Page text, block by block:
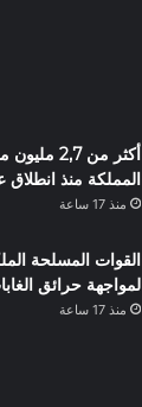
أكثر من
المملكة منذ انطلاق
منذ 17 ساعة
القوات المسلحة
لمواجهة حرائق
منذ 17 ساعة